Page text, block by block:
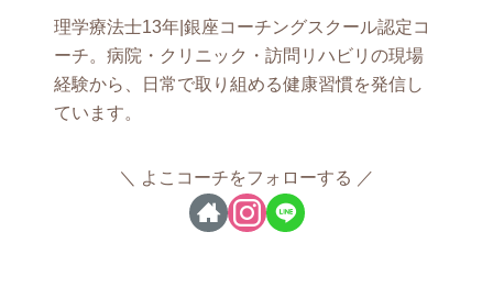
理学療法士13年|銀座コーチングスクール認定コ
ーチ。病院・クリニック・訪問リハビリの現場
経験から、日常で取り組める健康習慣を発信し
ています。
よこコーチをフォローする